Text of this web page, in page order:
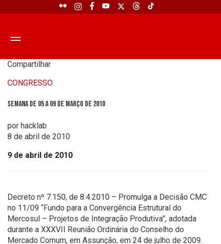
Compartilhar
CONGRESSO
Semana de 05 a 09 de março de 2010
por hacklab
8 de abril de 2010
9 de abril de 2010
Decreto nº 7.150, de 8.4.2010 – Promulga a Decisão CMC
no 11/09 “Fundo para a Convergência Estrutural do
Mercosul – Projetos de Integração Produtiva”, adotada
durante a XXXVII Reunião Ordinária do Conselho do
Mercado Comum, em Assunção, em 24 de julho de 2009.